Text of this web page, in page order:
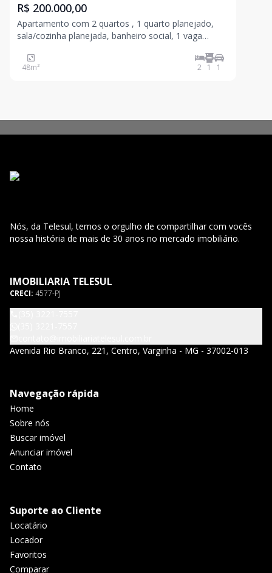
R$ 200.000,00
Apartamento com 2 quartos , 1 quarto planejado,
sala/cozinha planejada, banheiro social, 1 vaga
contém água inclusa, área de lazer, piscina, área
gourmet com banheiros, playground, porteiro físico
48m² 2 1 1
Nós, da Telesul, temos o orgulho de compartilhar com vocês
nossa história de mais de 30 anos no mercado imobiliário.
IMOBILIARIA TELESUL
CRECI: 4577-PJ
Avenida Rio Branco, 221, Centro, Varginha - MG - 37002-013
Navegação rápida
Home
Sobre nós
Buscar imóvel
Anunciar imóvel
Contato
Suporte ao Cliente
Locatário
Locador
Favoritos
Comparar